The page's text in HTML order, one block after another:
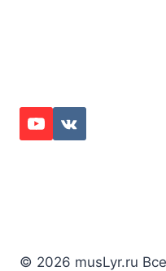
© 2026 musLyr.ru